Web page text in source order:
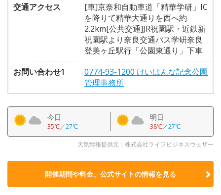
交通アクセス
[車]京奈和自動車道「精華学研」IC
を降りて精華大通りを西へ約
2.2km[公共交通]JR祝園駅・近鉄新
祝園駅より奈良交通バス学研奈良
登美ヶ丘駅行「公園東通り」下車
お問い合わせ1
0774-93-1200 けいはんな記念公園
管理事務所
今日
35℃／27℃
明日
38℃／27℃
天気情報提供元：株式会社ライフビジネスウェザー
開催期間や料金、公式サイトの情報を見る